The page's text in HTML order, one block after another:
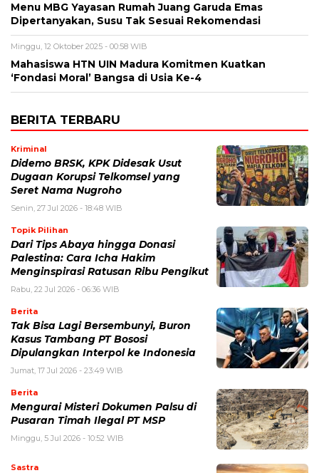
Menu MBG Yayasan Rumah Juang Garuda Emas
Dipertanyakan, Susu Tak Sesuai Rekomendasi
Minggu, 12 Oktober 2025 - 00:58 WIB
Mahasiswa HTN UIN Madura Komitmen Kuatkan
‘Fondasi Moral’ Bangsa di Usia Ke-4
BERITA TERBARU
Kriminal
Didemo BRSK, KPK Didesak Usut
Dugaan Korupsi Telkomsel yang
Seret Nama Nugroho
Senin, 27 Jul 2026 - 18:48 WIB
Topik Pilihan
Dari Tips Abaya hingga Donasi
Palestina: Cara Icha Hakim
Menginspirasi Ratusan Ribu Pengikut
Rabu, 22 Jul 2026 - 06:36 WIB
Berita
Tak Bisa Lagi Bersembunyi, Buron
Kasus Tambang PT Bososi
Dipulangkan Interpol ke Indonesia
Jumat, 17 Jul 2026 - 23:49 WIB
Berita
Mengurai Misteri Dokumen Palsu di
Pusaran Timah Ilegal PT MSP
Minggu, 5 Jul 2026 - 10:52 WIB
Sastra